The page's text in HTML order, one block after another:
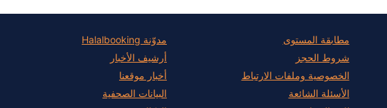
field
مطابقة المستوى
شروط الحجز
الخصوصية وملفات الارتباط
الأسئلة الشائعة
مدوّنة Halalbooking
أرشيف الأخبار
أخبار موقعنا
البيانات الصحفية